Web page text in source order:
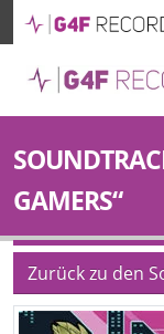
GAMERS“
Zurück zu den